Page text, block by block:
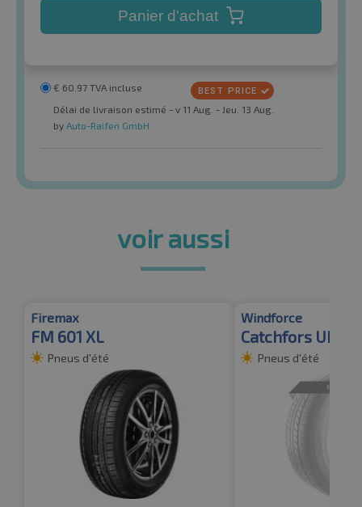
Panier d'achat
€ 60.97 TVA incluse
Délai de livraison estimé - v 11 Aug. - Jeu. 13 Aug.
by Auto-Raifen GmbH
voir aussi
Firemax
FM 601 XL
Pneus d'été
Windforce
Catchfors UHP
Pneus d'été